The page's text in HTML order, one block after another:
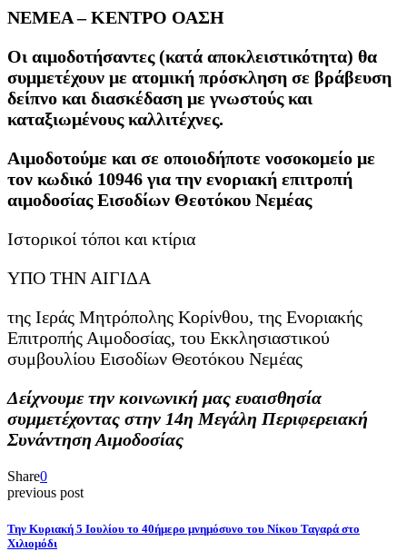
ΝΕΜΕΑ – ΚΕΝΤΡΟ ΟΑΣΗ
Οι αιμοδοτήσαντες (κατά αποκλειστικότητα) θα
συμμετέχουν με ατομική πρόσκληση σε βράβευση
δείπνο και διασκέδαση με γνωστούς και
καταξιωμένους καλλιτέχνες.
Αιμοδοτούμε και σε οποιοδήποτε νοσοκομείο με
τον κωδικό 10946 για την ενοριακή επιτροπή
αιμοδοσίας Εισοδίων Θεοτόκου Νεμέας
Ιστορικοί τόποι και κτίρια
ΥΠΟ ΤΗΝ ΑΙΓΙΔΑ
της Ιεράς Μητρόπολης Κορίνθου, της Ενοριακής
Επιτροπής Αιμοδοσίας, του Εκκλησιαστικού
συμβουλίου Εισοδίων Θεοτόκου Νεμέας
Δείχνουμε την κοινωνική μας ευαισθησία
συμμετέχοντας στην 14η Μεγάλη Περιφερειακή
Συνάντηση Αιμοδοσίας
Share0
previous post
Την Κυριακή 5 Ιουλίου το 40ήμερο μνημόσυνο του Νίκου Ταγαρά στο
Χιλιομόδι